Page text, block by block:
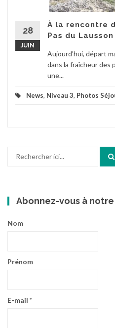
28
JUIN
À la rencontre
Pas du Lausson
Aujourd'hui, départ
dans la fraîcheur des
une...
News, Niveau 3, Photos
Abonnez-vous à
Nom
Prénom
E-mail *